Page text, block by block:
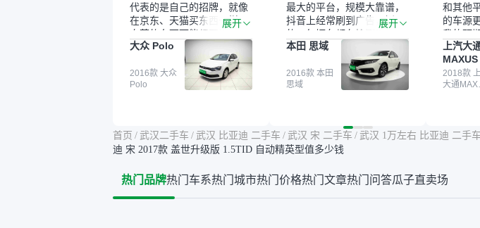
代表的是自己的招牌，就像
在京东、天猫买东西一样，
自营的东西可能都要好一
点。就是这种刻板印象吧。
一开始买二手车的时候，我
确实有担心过事故车、泡水
车这些问题。瓜子的检测报
况。我拿到你们的信息之
后，自己又在线上去做了一
台），同时也找了朋友帮忙
线下看车。结果跟你们的报
展开
大众 Polo
2016款 大众
Polo
最大的平台，规模大靠谱，
抖音上经常刷到广告，挺火
的。每辆车都有检测报告，
这个让我很放心。去外面买
车全凭卖家一张嘴，不敢
买。我买了本田思域，白
色，过户次数少，公里数符
平台，车价贵点也正常，毕
竟有保障。其他平台上很多
车没有第三方检测报告，不
多花点钱买个放心。从个人
展开
本田 思域
2016款 本田
思域
和其他
的车源
我的预
子，虽
APP一
大平台
最终买
期，这
心的额
上汽大
MAXUS
通G10
2018款
大通
首页 / 武汉二手车 / 武汉 比亚迪 二手车 / 武汉 宋 二手车 / 武汉 1万左右 比亚迪 二手车
迪 宋 2017款 盖世升级版 1.5TID 自动精英型值多少钱
热门品牌热门车系热门城市热门价格热门文章热门问答瓜子直卖场